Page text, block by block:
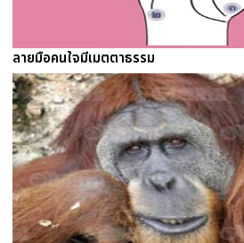
ลายมือคนใจมีเมตตาธรรม